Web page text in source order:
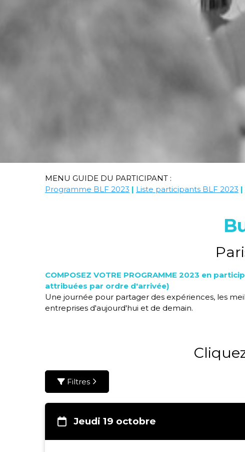
MENU GUIDE DU PARTICIPANT :
Programme BLF 2023 | Liste participants BLF 2023 |
COMPOSEZ VOTRE PROGRAMME 2023 en
attribuées par ordre d'arrivée)
Une journée pour partager des expériences, les
entreprises d'aujourd'hui et de demain.
Filtres
jeudi 19 octobre